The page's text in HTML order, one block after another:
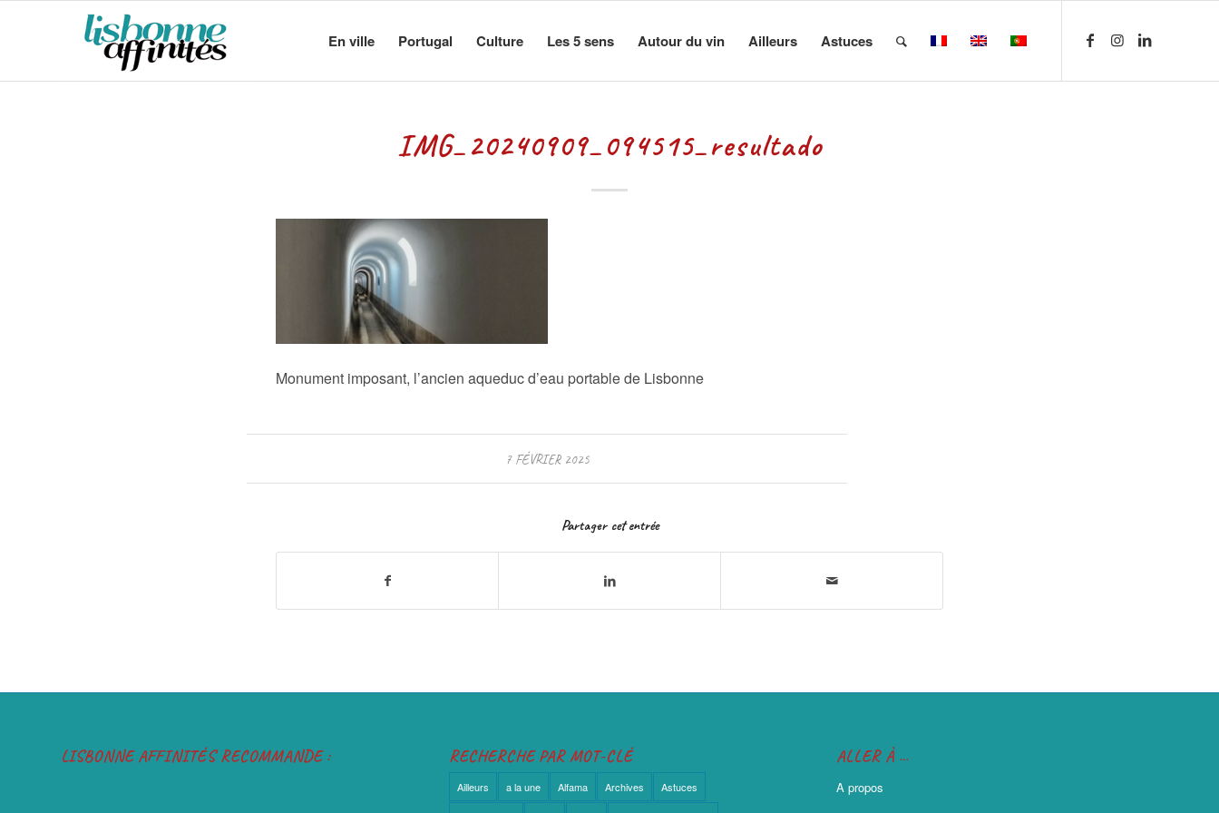
En ville Portugal Culture Les 5 sens Autour du vin Ailleurs Astuces
IMG_20240909_094515_resultado
Monument imposant, l’ancien aqueduc d’eau portable de Lisbonne
7 FÉVRIER 2025
Partager cet entrée
LISBONNE AFFINITÉS RECOMMANDE : RECHERCHE PAR MOT-CLÉ
Ailleurs a la une Alfama Archives Astuces
ALLER À …
A propos